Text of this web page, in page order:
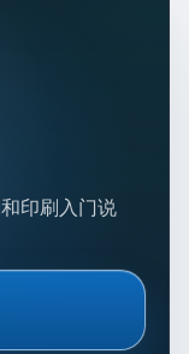
印刷入门说